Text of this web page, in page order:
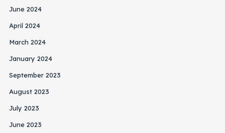
June 2024
April 2024
March 2024
January 2024
September 2023
August 2023
July 2023
June 2023